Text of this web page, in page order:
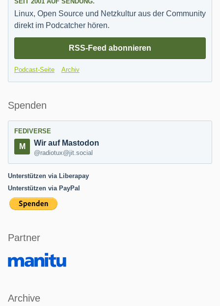
Linux, Open Source und Netzkultur aus der Community
direkt im Podcatcher hören.
RSS-Feed abonnieren
Podcast-Seite Archiv
Spenden
FEDIVERSE
Wir auf Mastodon
@radiotux@jit.social
Unterstützen via Liberapay
Unterstützen via PayPal
Partner
Archive